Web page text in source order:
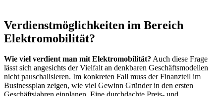
Verdienstmöglichkeiten im Bereich
Elektromobilität?
Wie viel verdient man mit Elektromobilität? Auch diese Frage
lässt sich angesichts der Vielfalt an denkbaren Geschäftsmodellen
nicht pauschalisieren. Im konkreten Fall muss der Finanzteil im
Businessplan zeigen, wie viel Gewinn Gründer in den ersten